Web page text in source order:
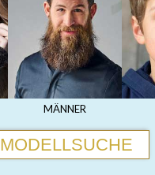
MÄNNER
MODELLSUCHE